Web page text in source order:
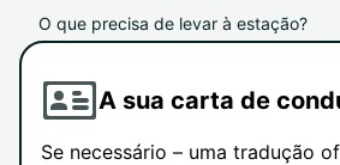
O que precisa de levar à estação?
A sua carta de
Se necessário – uma tradução